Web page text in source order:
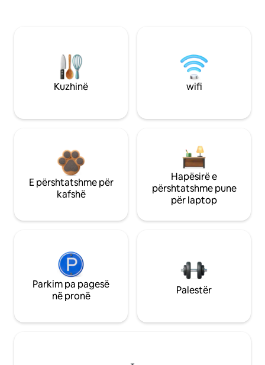
Kuzhinë wifi
E përshtatshme për
kafshë
Hapësirë e
përshtatshme pune
për laptop
Parkim pa pagesë
në pronë
Palestër